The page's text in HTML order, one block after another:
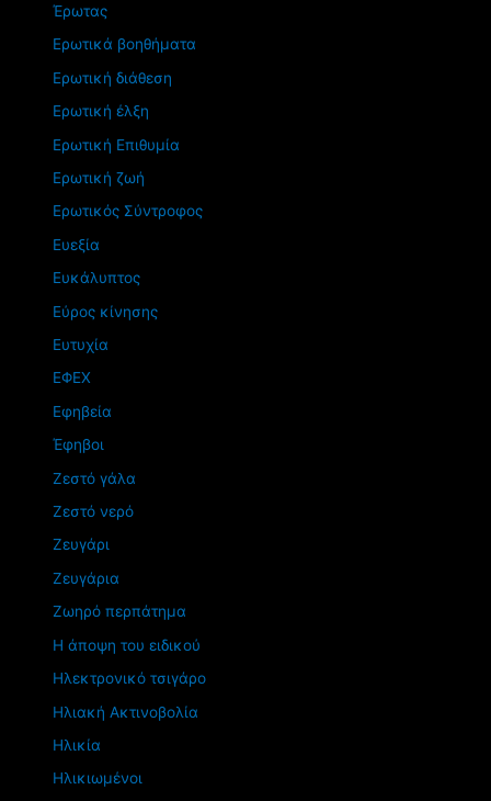
Έρωτας
Ερωτικά βοηθήματα
Ερωτική διάθεση
Ερωτική έλξη
Ερωτική Επιθυμία
Ερωτική ζωή
Ερωτικός Σύντροφος
Ευεξία
Ευκάλυπτος
Εύρος κίνησης
Ευτυχία
ΕΦΕΧ
Εφηβεία
Έφηβοι
Ζεστό γάλα
Ζεστό νερό
Ζευγάρι
Ζευγάρια
Ζωηρό περπάτημα
Η άποψη του ειδικού
Ηλεκτρονικό τσιγάρο
Ηλιακή Ακτινοβολία
Ηλικία
Ηλικιωμένοι